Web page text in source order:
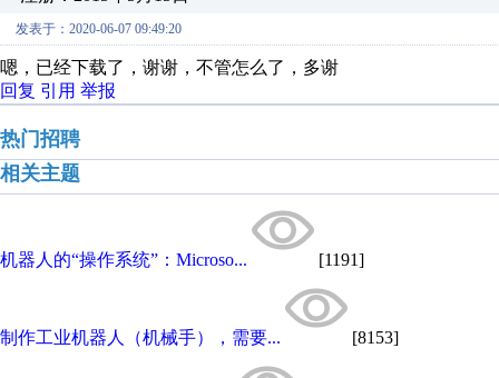
发表于：2020-06-07 09:49:20
嗯，已经下载了，谢谢，不管怎么了，多谢
回复 引用 举报
热门招聘
相关主题
机器人的“操作系统”：Microso... [1191]
制作工业机器人（机械手），需要... [8153]